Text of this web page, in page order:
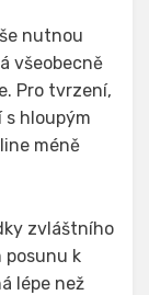
nutnou
všeobecně
Pro tvrzení,
s hloupým
méně
zvláštního
posunu k
lépe než